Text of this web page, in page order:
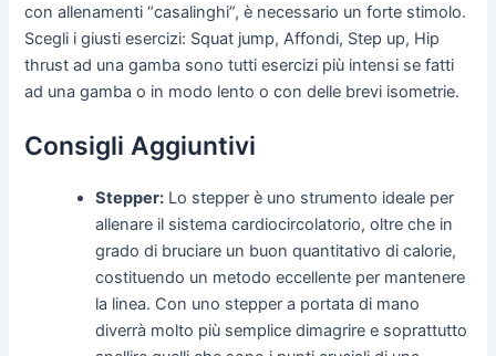
con allenamenti “casalinghi”, è necessario un forte stimolo.
Scegli i giusti esercizi: Squat jump, Affondi, Step up, Hip
thrust ad una gamba sono tutti esercizi più intensi se fatti
ad una gamba o in modo lento o con delle brevi isometrie.
Consigli Aggiuntivi
Stepper: Lo stepper è uno strumento ideale per
allenare il sistema cardiocircolatorio, oltre che in
grado di bruciare un buon quantitativo di calorie,
costituendo un metodo eccellente per mantenere
la linea. Con uno stepper a portata di mano
diverrà molto più semplice dimagrire e soprattutto